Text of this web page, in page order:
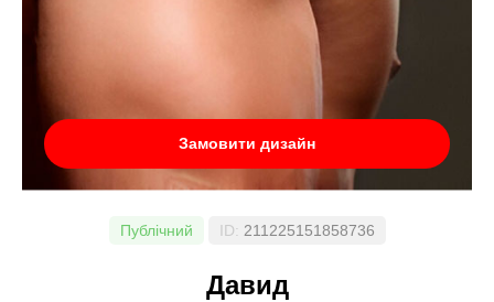
Замовити дизайн
Публічний ID: 211225151858736
Давид